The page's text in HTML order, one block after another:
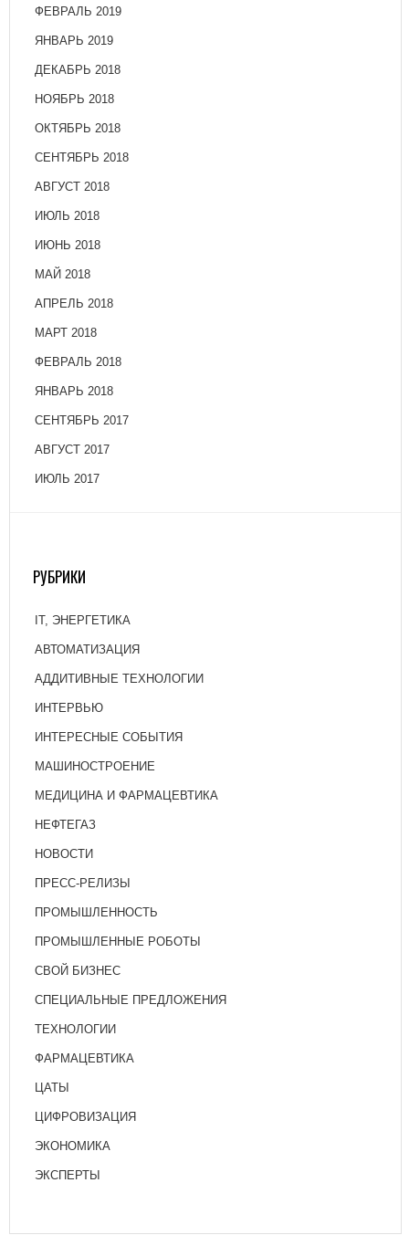
ФЕВРАЛЬ 2019
ЯНВАРЬ 2019
ДЕКАБРЬ 2018
НОЯБРЬ 2018
ОКТЯБРЬ 2018
СЕНТЯБРЬ 2018
АВГУСТ 2018
ИЮЛЬ 2018
ИЮНЬ 2018
МАЙ 2018
АПРЕЛЬ 2018
МАРТ 2018
ФЕВРАЛЬ 2018
ЯНВАРЬ 2018
СЕНТЯБРЬ 2017
АВГУСТ 2017
ИЮЛЬ 2017
РУБРИКИ
IT, ЭНЕРГЕТИКА
АВТОМАТИЗАЦИЯ
АДДИТИВНЫЕ ТЕХНОЛОГИИ
ИНТЕРВЬЮ
ИНТЕРЕСНЫЕ СОБЫТИЯ
МАШИНОСТРОЕНИЕ
МЕДИЦИНА И ФАРМАЦЕВТИКА
НЕФТЕГАЗ
НОВОСТИ
ПРЕСС-РЕЛИЗЫ
ПРОМЫШЛЕННОСТЬ
ПРОМЫШЛЕННЫЕ РОБОТЫ
СВОЙ БИЗНЕС
СПЕЦИАЛЬНЫЕ ПРЕДЛОЖЕНИЯ
ТЕХНОЛОГИИ
ФАРМАЦЕВТИКА
ЦАТЫ
ЦИФРОВИЗАЦИЯ
ЭКОНОМИКА
ЭКСПЕРТЫ